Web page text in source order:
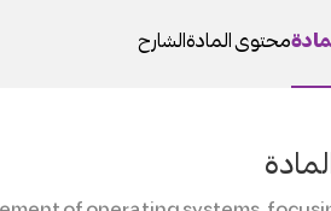
محتوى المادةالشارح